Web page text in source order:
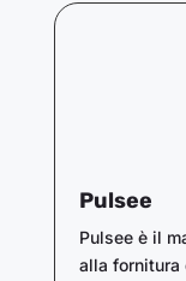
Pulsee
Pulsee è il
alla fornitura